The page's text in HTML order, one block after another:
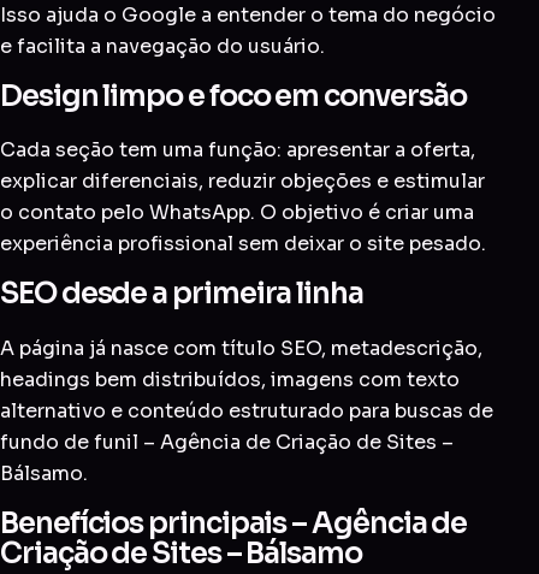
Isso ajuda o Google a entender o tema do negócio
e facilita a navegação do usuário.
Design limpo e foco em conversão
Cada seção tem uma função: apresentar a oferta,
explicar diferenciais, reduzir objeções e estimular
o contato pelo WhatsApp. O objetivo é criar uma
experiência profissional sem deixar o site pesado.
SEO desde a primeira linha
A página já nasce com título SEO, metadescrição,
headings bem distribuídos, imagens com texto
alternativo e conteúdo estruturado para buscas de
fundo de funil – Agência de Criação de Sites –
Bálsamo.
Benefícios principais – Agência de
Criação de Sites – Bálsamo